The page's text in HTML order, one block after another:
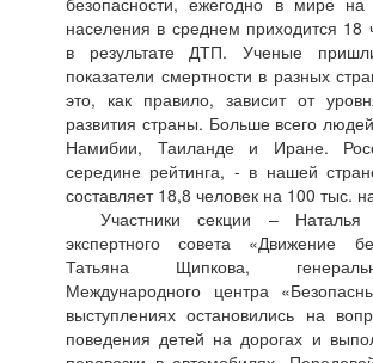
населения в среднем приходится 18
в результате ДТП. Ученые
показатели смертности в разных
это, как правило, зависит от
развития страны. Больше всего
Намибии, Таиланде и Иране.
середине рейтинга, - в нашей
составляет 18,8 человек на 100 тыс.
Участники секции – Наталья
экспертного совета «Движение
Татьяна Щипкова,
Международного центра
выступлениях остановились на
поведения детей на дорогах и